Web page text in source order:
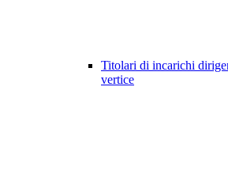
Titolari di incarichi
vertice